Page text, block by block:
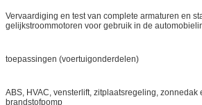
Vervaardiging en test van complete armaturen en
gelijkstroommotoren voor gebruik in de
toepassingen (voertuigonderdelen)
ABS, HVAC, vensterlift, zitplaatsregeling,
brandstofpomp